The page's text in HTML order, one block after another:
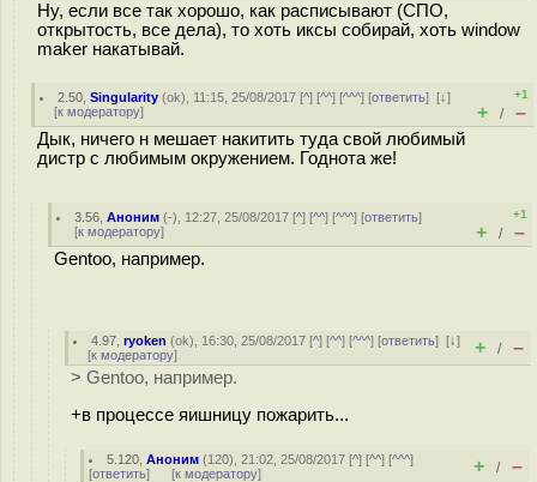
Ну, если все так хорошо, как расписывают (СПО,
открытость, все дела), то хоть иксы собирай, хоть window
maker накатывай.
2.50 ,Singularity (ok), 11:15, 25/08/2017 [^] [^^] [^^^] [ответить][↓]
[к модератору]
+1
+ / –
Дык, ничего н мешает накитить туда свой любимый
дистр с любимым окружением. Годнота же!
3.56 ,Аноним (-), 12:27, 25/08/2017 [^] [^^] [^^^] [ответить]
[к модератору]
+1
+ / –
Gentoo, например.
4.97 ,ryoken (ok), 16:30, 25/08/2017 [^] [^^] [^^^] [ответить][↓]
[к модератору] + / –
> Gentoo, например.
+в процессе яишницу пожарить...
5.120 ,Аноним (120), 21:02, 25/08/2017 [^] [^^] [^^^]
[ответить] [к модератору] + / –